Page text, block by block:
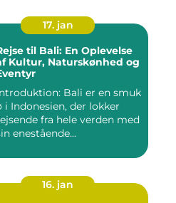
17. jan
til Bali: En Oplevelse
Kultur, Naturskønhed og
Bali er en smuk
i Indonesien, der lokker
fra hele verden med
enestående...
16. jan